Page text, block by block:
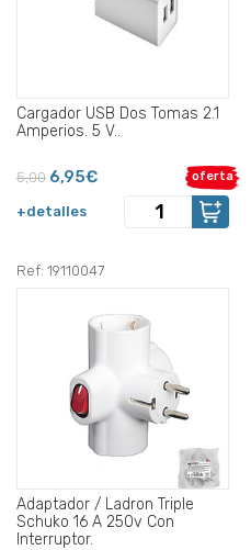
Cargador USB Dos Tomas 2.1
Amperios. 5 V..
oferta
5,00 6,95€
+detalles
Ref: 19110047
Adaptador / Ladron Triple
Schuko 16 A 250v Con
Interruptor.